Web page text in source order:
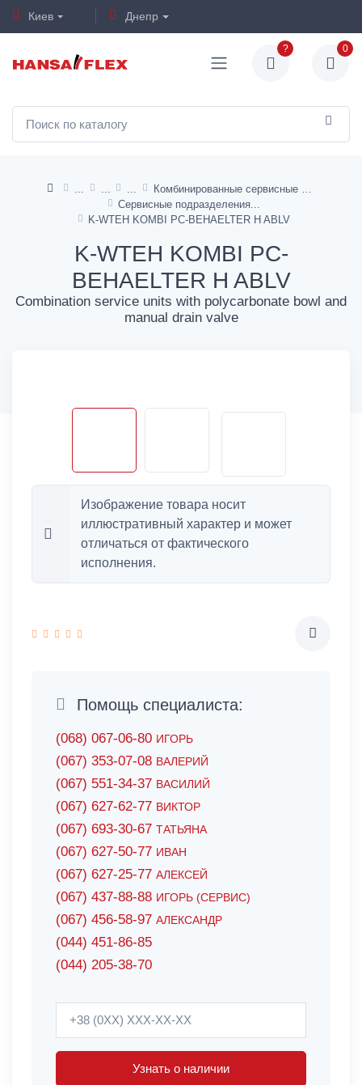
Киев Днепр
? 0
Сервисные подразделения
K-WTEH KOMBI PC-BEHAELTER H ABLV
K-WTEH KOMBI PC-
BEHAELTER H ABLV
Combination service units with polycarbonate bowl and
manual drain valve
Изображение товара носит
иллюстративный характер и может
отличаться от фактического
исполнения.
Помощь специалиста:
(068) 067-06-80 ИГОРЬ
(067) 353-07-08 ВАЛЕРИЙ
(067) 551-34-37 ВАСИЛИЙ
(067) 627-62-77 ВИКТОР
(067) 693-30-67 ТАТЬЯНА
(067) 627-50-77 ИВАН
(067) 627-25-77 АЛЕКСЕЙ
(067) 437-88-88 ИГОРЬ (СЕРВИС)
(067) 456-58-97 АЛЕКСАНДР
(044) 451-86-85
(044) 205-38-70
Узнать о наличии